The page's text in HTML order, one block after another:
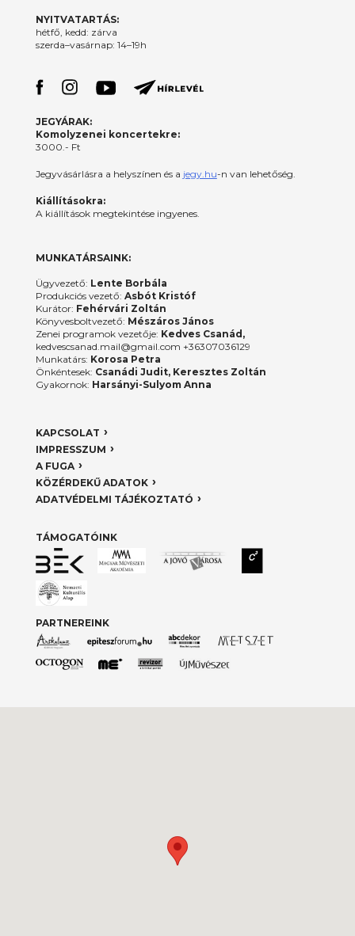
NYITVATARTÁS:
hétfő, kedd: zárva
szerda–vasárnap: 14–19h
JEGYÁRAK:
Komolyzenei koncertekre:
3000.- Ft
Jegyvásárlásra a helyszínen és a jegy.hu-n van lehetőség.
Kiállításokra:
A kiállítások megtekintése ingyenes.
MUNKATÁRSAINK:
Ügyvezető: Lente Borbála
Produkciós vezető: Asbót Kristóf
Kurátor: Fehérvári Zoltán
Könyvesboltvezető: Mészáros János
Zenei programok vezetője: Kedves Csanád,
kedvescsanad.mail@gmail.com +36307036129
Munkatárs: Korosa Petra
Önkéntesek: Csanádi Judit, Keresztes Zoltán
Gyakornok: Harsányi-Sulyom Anna
KAPCSOLAT
IMPRESSZUM
A FUGA
KÖZÉRDEKŰ ADATOK
ADATVÉDELMI TÁJÉKOZTATÓ
TÁMOGATÓINK
PARTNEREINK